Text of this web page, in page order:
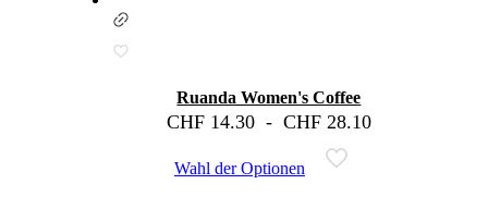
Ruanda Women's Coffee
CHF14.30 - CHF28.10
Wahl der Optionen